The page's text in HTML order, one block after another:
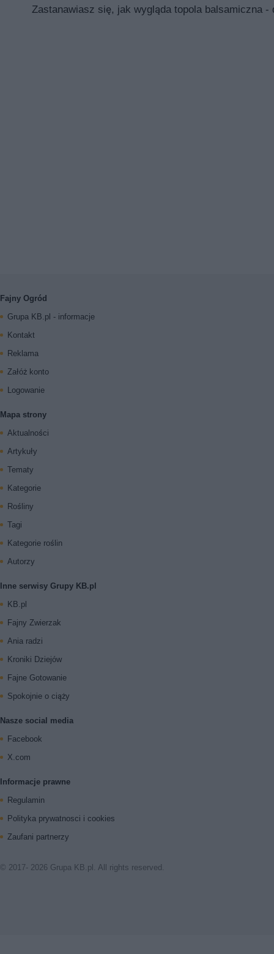
Zastanawiasz się, jak wygląda topola balsamiczna
Fajny Ogród
Grupa KB.pl - informacje
Kontakt
Reklama
Załóż konto
Logowanie
Mapa strony
Aktualności
Artykuły
Tematy
Kategorie
Rośliny
Tagi
Kategorie roślin
Autorzy
Inne serwisy Grupy KB.pl
KB.pl
Fajny Zwierzak
Ania radzi
Kroniki Dziejów
Fajne Gotowanie
Spokojnie o ciąży
Nasze social media
Facebook
X.com
Informacje prawne
Regulamin
Polityka prywatnosci i cookies
Zaufani partnerzy
© 2017- 2026 Grupa KB.pl. All rights reserved.